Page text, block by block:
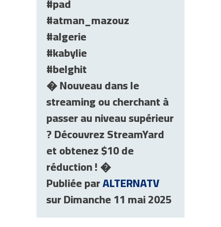
#atman_mazouz
#algerie
#kabylie
#belghit
� Nouveau dans le
streaming ou cherchant à
passer au niveau supérieur
? Découvrez StreamYard
et obtenez $10 de
réduction ! �
Publiée parALTERNATV
sur Dimanche 11 mai 2025